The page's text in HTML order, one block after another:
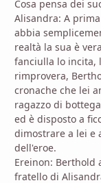
Cosa pensa dei
Alisandra: A
abbia
realtà la sua è
fanciulla lo incita,
rimprovera,
cronache che lei
ragazzo di
ed è disposto a
dimostrare a lei e
dell'eroe.
Ereinon: Berthold
fratello di